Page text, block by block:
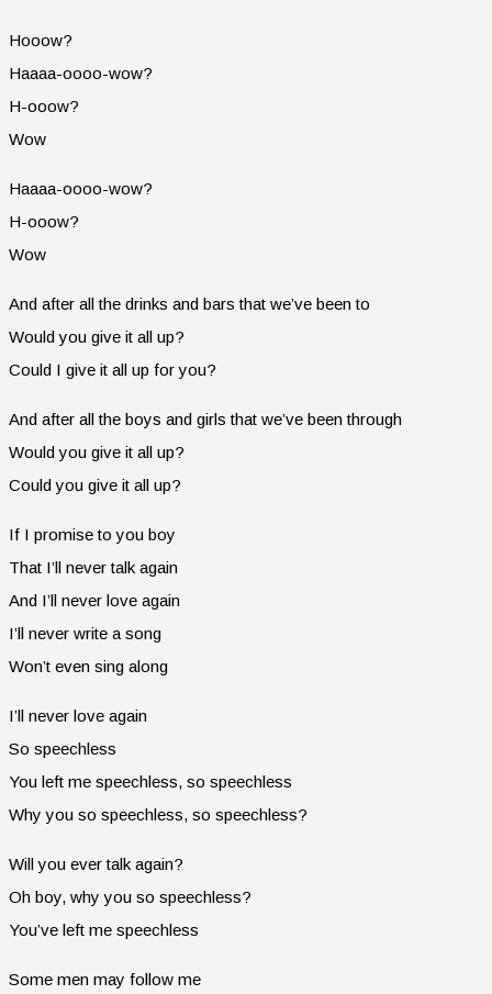
Hooow?
Haaaa-oooo-wow?
H-ooow?
Wow
Haaaa-oooo-wow?
H-ooow?
Wow
And after all the drinks and bars that we’ve been to
Would you give it all up?
Could I give it all up for you?
And after all the boys and girls that we’ve been through
Would you give it all up?
Could you give it all up?
If I promise to you boy
That I’ll never talk again
And I’ll never love again
I’ll never write a song
Won’t even sing along
I’ll never love again
So speechless
You left me speechless, so speechless
Why you so speechless, so speechless?
Will you ever talk again?
Oh boy, why you so speechless?
You’ve left me speechless
Some men may follow me